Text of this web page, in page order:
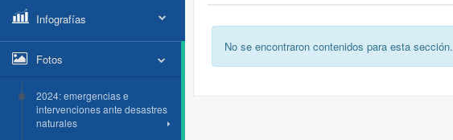
Infografías
Fotos
2024: emergencias e
intervenciones ante desastres
naturales
No se encontraron contenidos para esta sección.